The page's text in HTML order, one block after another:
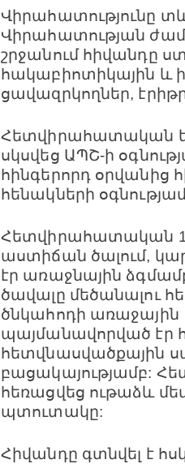
Վիրահատությունը
Վիրահատության
շրջանում հիվանդը
հակաբիոտիկային և
ցավազրկողներ,
Հետվիրահատական
սկսվեց ԱՊՇ-ի
հինգերորդ օրվանից
հենակների
Հետվիրահատական
աստիճան ծալում,
էր առաջնային
ծավալը մեծանալու
ծնկահոդի առաջային
պայմանավորված էր
հետվնասվածքային
բացակայությամբ:
հեռացվեց ութաձև
պտուտակը:
Հիվանդը գտնվել է